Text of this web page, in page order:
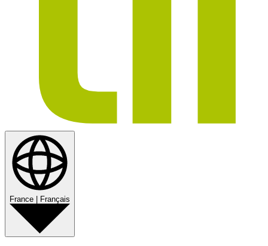
France | Français